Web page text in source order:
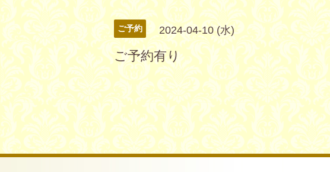
ご予約 2024-04-10 (水)
ご予約有り